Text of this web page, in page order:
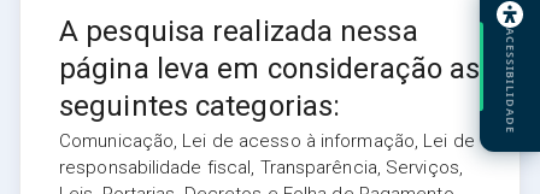
A pesquisa realizada nessa
página leva em consideração as
seguintes categorias:
Comunicação, Lei de acesso à informação, Lei de
responsabilidade fiscal, Transparência, Serviços,
ACESSIBILIDADE